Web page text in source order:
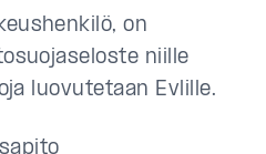
on
niille
luovutetaan Evlille.